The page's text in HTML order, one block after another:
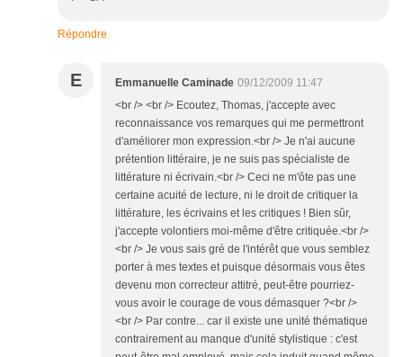
Répondre
E Emmanuelle Caminade 09/12/2009 11:47
<br /> <br /> Ecoutez, Thomas, j'accepte avec
reconnaissance vos remarques qui me permettront
d'améliorer mon expression.<br /> Je n'ai aucune
prétention littéraire, je ne suis pas spécialiste de
littérature ni écrivain.<br /> Ceci ne m'ôte pas une
certaine acuité de lecture, ni le droit de critiquer la
littérature, les écrivains et les critiques ! Bien sûr,
j'accepte volontiers moi-même d'être critiquée.<br />
<br /> Je vous sais gré de l'intérêt que vous semblez
porter à mes textes et puisque désormais vous êtes
devenu mon correcteur attitré, peut-être pourriez-
vous avoir le courage de vous démasquer ?<br />
<br /> Par contre... car il existe une unité thématique
contrairement au manque d'unité stylistique : c'est